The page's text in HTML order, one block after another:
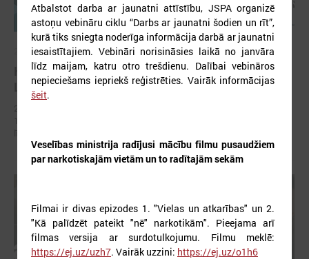
2026. gada 03. aprīlis
KONFERENCE “PAŠVALDĪBA 16+. JAUNIEŠI.
LĪDZDALĪBA. ATTĪSTĪBA”
Atbalstot darba ar jaunatni attīstību, JSPA organizē
astoņu vebināru ciklu “Darbs ar jaunatni šodien un rīt”,
kurā tiks sniegta noderīga informācija darbā ar jaunatni
iesaistītajiem. Vebināri norisināsies laikā no janvāra
līdz maijam, katru otro trešdienu. Dalībai vebināros
nepieciešams iepriekš reģistrēties. Vairāk informācijas
šeit.
Veselības ministrija radījusi mācību filmu pusaudžiem
par narkotiskajām vietām un to radītajām sekām
Filmai ir divas epizodes 1. "Vielas un atkarības" un 2.
"Kā palīdzēt pateikt "nē" narkotikām". Pieejama arī
filmas versija ar surdotulkojumu. Filmu meklē:
https://ej.uz/uzh7. Vairāk uzzini: https://ej.uz/o1h6